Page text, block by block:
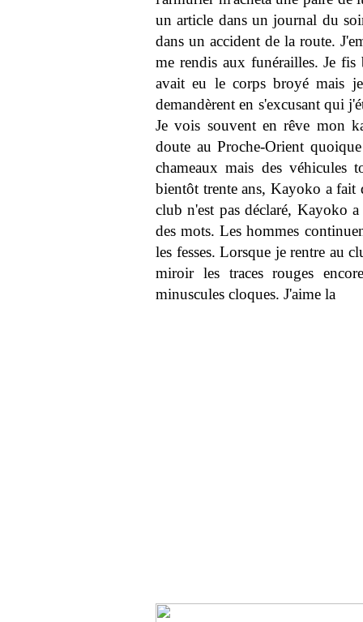
un article dans un journal du
dans un accident de la route.
me rendis aux funérailles. Je
avait eu le corps broyé mais
demandèrent en s'excusant qui
Je vois souvent en rêve mon
doute au Proche-Orient
chameaux mais des
bientôt trente ans, Kayoko a fait
club n'est pas déclaré, Kayoko
des mots. Les hommes
les fesses. Lorsque je rentre au
miroir les traces rouges
minuscules cloques. J'aime la